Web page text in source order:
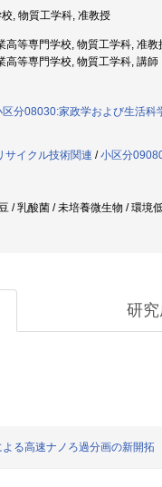
, 物質工学科, 准教授
等専門学校, 物質工学科, 准教
等専門学校, 物質工学科, 講師
区分08030:家政学および生活科
サイクル技術関連 /小区分
/ 乳酸菌 / 未培養微生物 / 環
研
る高速ナノろ過分画の新開拓